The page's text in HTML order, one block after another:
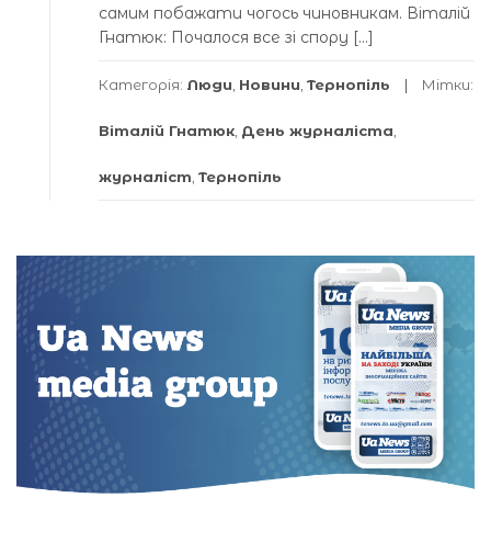
самим побажати чогось чиновникам. Віталій
Гнатюк: Почалося все зі спору […]
Категорія: Люди Новини Тернопіль Мітки:
Віталій Гнатюк День журналіста
журналіст Тернопіль